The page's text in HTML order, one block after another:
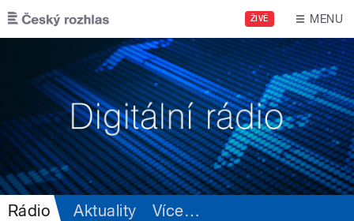
Přejít k hlavnímu obsahu
ŽIVĚ MENU
Rádio Aktuality Více…